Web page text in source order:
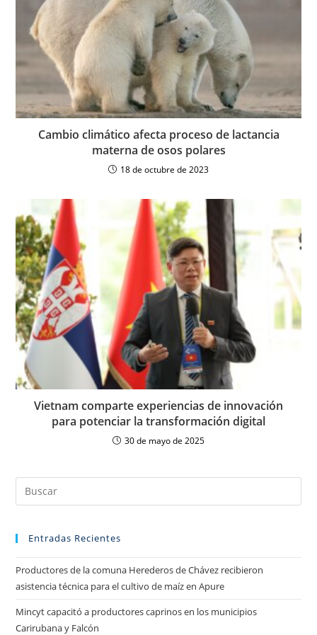
Cambio climático afecta proceso de lactancia
materna de osos polares
18 de octubre de 2023
Vietnam comparte experiencias de innovación
para potenciar la transformación digital
30 de mayo de 2025
Entradas Recientes
Productores de la comuna Herederos de Chávez recibieron
asistencia técnica para el cultivo de maíz en Apure
Mincyt capacitó a productores caprinos en los municipios
Carirubana y Falcón